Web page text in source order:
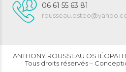
06 61 55 63 81
ANTHONY ROUSSEAU
Tous droits réservés –